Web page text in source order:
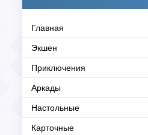
Главная
Экшен
Приключения
Аркады
Настольные
Карточные